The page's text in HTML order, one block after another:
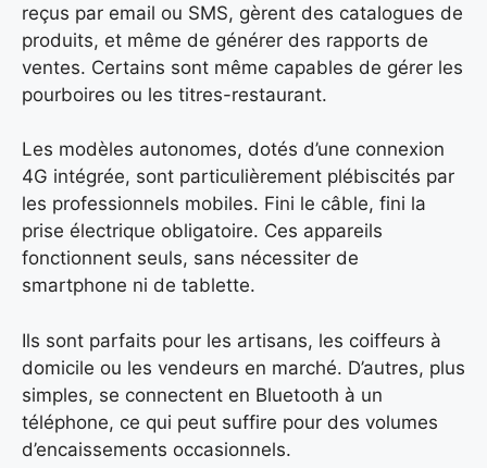
reçus par email ou SMS, gèrent des catalogues de
produits, et même de générer des rapports de
ventes. Certains sont même capables de gérer les
pourboires ou les titres-restaurant.
Les modèles autonomes, dotés d’une connexion
4G intégrée, sont particulièrement plébiscités par
les professionnels mobiles. Fini le câble, fini la
prise électrique obligatoire. Ces appareils
fonctionnent seuls, sans nécessiter de
smartphone ni de tablette.
Ils sont parfaits pour les artisans, les coiffeurs à
domicile ou les vendeurs en marché. D’autres, plus
simples, se connectent en Bluetooth à un
téléphone, ce qui peut suffire pour des volumes
d’encaissements occasionnels.